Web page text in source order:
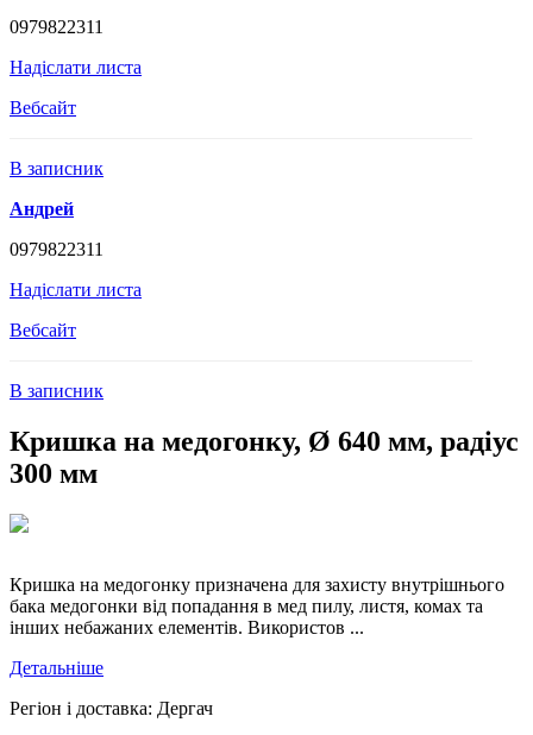
0979822311
Надіслати листа
Вебсайт
В записник
Андрей
0979822311
Надіслати листа
Вебсайт
В записник
Кришка на медогонку, Ø 640 мм, радіус
300 мм
Кришка на медогонку призначена для захисту внутрішнього
бака медогонки від попадання в мед пилу, листя, комах та
інших небажаних елементів. Використов ...
Детальніше
Регіон і доставка: Дергач